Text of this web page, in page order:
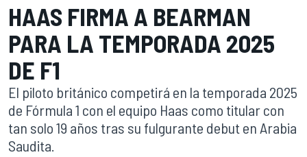
HAAS FIRMA A BEARMAN
PARA LA TEMPORADA 2025
DE F1
El piloto británico competirá en la temporada 2025
de Fórmula 1 con el equipo Haas como titular con
tan solo 19 años tras su fulgurante debut en Arabia
Saudita.